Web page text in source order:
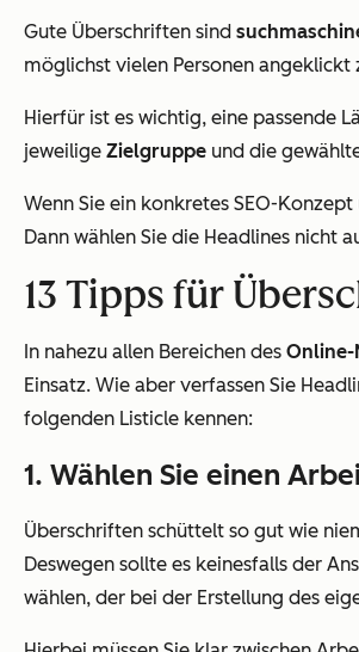
Gute Überschriften sind
möglichst vielen Personen angeklickt
Hierfür ist es wichtig, eine passende
jeweilige Zielgruppe und die
Wenn Sie ein konkretes SEO-
Dann wählen Sie die Headlines nicht
13 Tipps für
In nahezu allen Bereichen des Online-
Einsatz. Wie aber verfassen Sie
folgenden Listicle kennen:
1. Wählen Sie einen
Überschriften schüttelt so gut wie
Deswegen sollte es keinesfalls der
wählen, der bei der Erstellung des